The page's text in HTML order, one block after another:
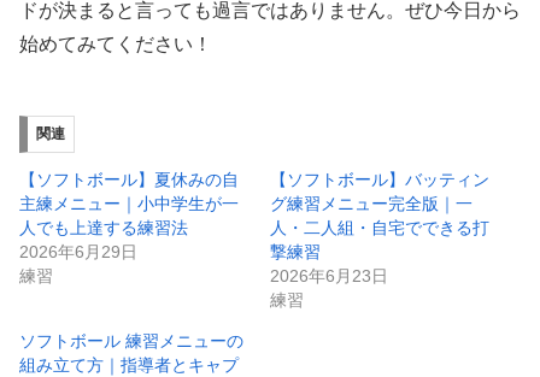
ドが決まると言っても過言ではありません。ぜひ今日から
始めてみてください！
関連
【ソフトボール】夏休みの自
主練メニュー｜小中学生が一
人でも上達する練習法
2026年6月29日
練習
【ソフトボール】バッティン
グ練習メニュー完全版｜一
人・二人組・自宅でできる打
撃練習
2026年6月23日
練習
ソフトボール 練習メニューの
組み立て方｜指導者とキャプ